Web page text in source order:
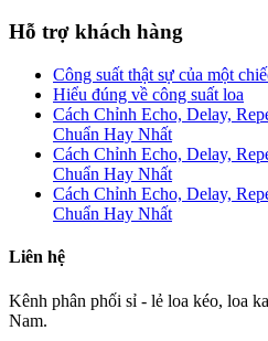
Hỗ trợ khách hàng
Công suất thật sự của một
Hiểu đúng về công suất loa
Cách Chỉnh Echo, Delay,
Chuẩn Hay Nhất
Cách Chỉnh Echo, Delay,
Chuẩn Hay Nhất
Cách Chỉnh Echo, Delay,
Chuẩn Hay Nhất
Liên hệ
Kênh phân phối sỉ - lẻ loa kéo, loa
Nam.